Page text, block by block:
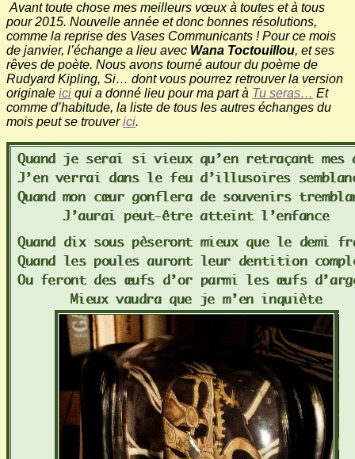
Avant toute chose mes meilleurs vœux à toutes et à tous
pour 2015. Nouvelle année et donc bonnes résolutions,
comme la reprise des Vases Communicants ! Pour ce mois
de janvier, l’échange a lieu avec Wana Toctouillou, et ses
rêves de poète. Nous avons tourné autour du poème de
Rudyard Kipling, Si… dont vous pourrez retrouver la version
originale ici qui a donné lieu pour ma part à Tu seras… Et
comme d’habitude, la liste de tous les autres échanges du
mois peut se trouverici.